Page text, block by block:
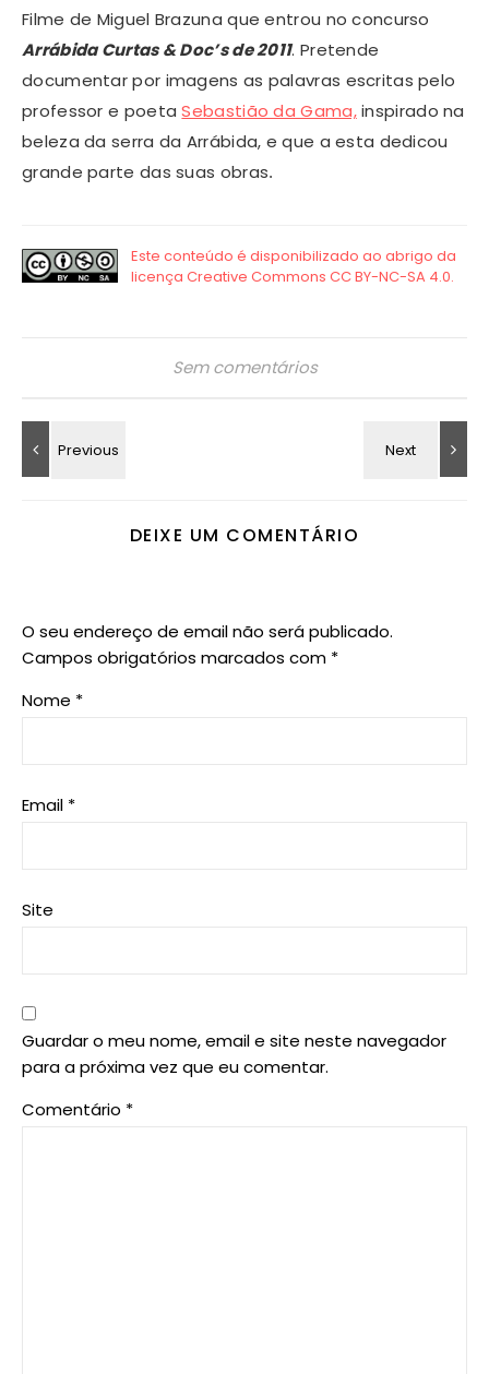
Filme de Miguel Brazuna que entrou no concurso
Arrábida Curtas & Doc’s de 2011. Pretende
documentar por imagens as palavras escritas pelo
professor e poetaSebastião da Gama,inspirado na
beleza da serra da Arrábida, e que a esta dedicou
grande parte das suas obras.
Sem comentários
DEIXE UM COMENTÁRIO
O seu endereço de email não será publicado.
Campos obrigatórios marcados com *
Nome *
Email *
Site
Guardar o meu nome, email e site neste navegador
para a próxima vez que eu comentar.
Comentário *